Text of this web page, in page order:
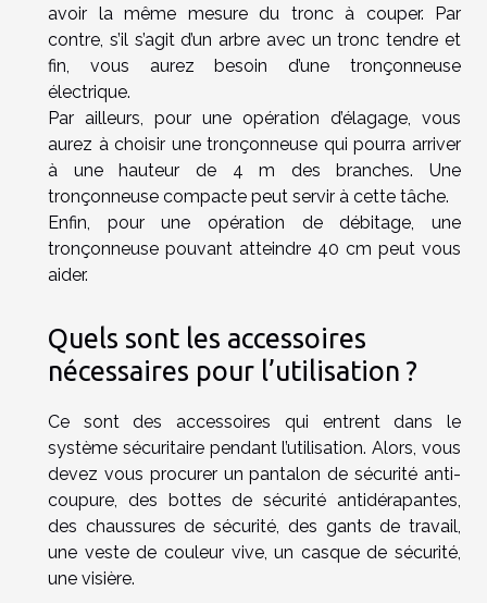
avoir la même mesure du tronc à couper. Par
contre, s’il s’agit d’un arbre avec un tronc tendre et
fin, vous aurez besoin d’une tronçonneuse
électrique.
Par ailleurs, pour une opération d’élagage, vous
aurez à choisir une tronçonneuse qui pourra arriver
à une hauteur de 4 m des branches. Une
tronçonneuse compacte peut servir à cette tâche.
Enfin, pour une opération de débitage, une
tronçonneuse pouvant atteindre 40 cm peut vous
aider.
Quels sont les accessoires
nécessaires pour l’utilisation ?
Ce sont des accessoires qui entrent dans le
système sécuritaire pendant l’utilisation. Alors, vous
devez vous procurer un pantalon de sécurité anti-
coupure, des bottes de sécurité antidérapantes,
des chaussures de sécurité, des gants de travail,
une veste de couleur vive, un casque de sécurité,
une visière.